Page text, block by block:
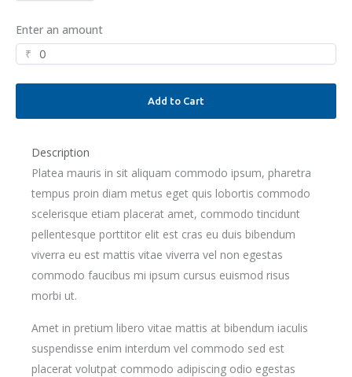
Enter an amount
₹
Add to Cart
Description
Platea mauris in sit aliquam commodo ipsum, pharetra
tempus proin diam metus eget quis lobortis commodo
scelerisque etiam placerat amet, commodo tincidunt
pellentesque porttitor elit est cras eu duis bibendum
viverra eu est mattis vitae viverra vel non egestas
commodo faucibus mi ipsum cursus euismod risus
morbi ut.
Amet in pretium libero vitae mattis at bibendum iaculis
suspendisse enim interdum vel commodo sed est
placerat volutpat commodo adipiscing odio egestas